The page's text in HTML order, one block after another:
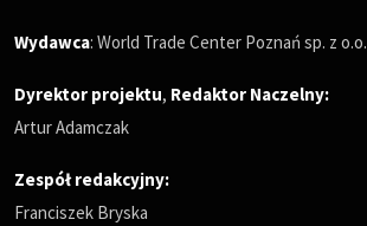
Wydawca: World Trade Center Poznań sp. z o.o.
Dyrektor projektu, Redaktor Naczelny:
Artur Adamczak
Zespół redakcyjny:
Franciszek Bryska